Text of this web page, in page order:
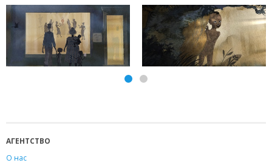
АГЕНТСТВО
О нас